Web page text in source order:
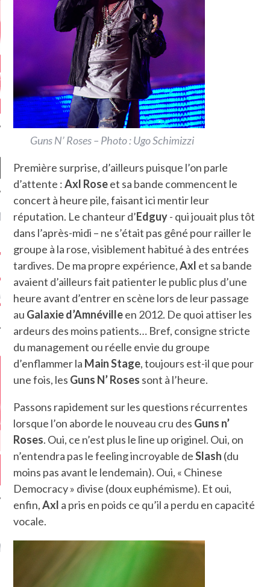
CRITIQUES
7.6
REV...
5.4
CLAN – A BE...
6.8
– HEL...
ANNIVERSAIRE
Guns N’ Roses – Photo : Ugo Schimizzi
Première surprise, d’ailleurs puisque l’on parle
d’attente :Axl Roseet sa bande commencent le
concert à heure pile, faisant ici mentir leur
réputation. Le chanteur d’Edguy- qui jouait plus tôt
dans l’après-midi – ne s’était pas gêné pour railler le
groupe à la rose, visiblement habitué à des entrées
tardives. De ma propre expérience,Axl et sa bande
avaient d’ailleurs fait patienter le public plus d’une
heure avant d’entrer en scène lors de leur passage
au Galaxie d’Amnévilleen 2012. De quoi attiser les
ardeurs des moins patients… Bref, consigne stricte
du management ou réelle envie du groupe
d’enflammer la Main Stage, toujours est-il que pour
une fois, les Guns N’ Roses sont à l’heure.
Passons rapidement sur les questions récurrentes
lorsque l’on aborde le nouveau cru des Guns n’
Roses. Oui, ce n’est plus le line up originel. Oui, on
n’entendra pas le feeling incroyable deSlash (du
moins pas avant le lendemain). Oui, « Chinese
Democracy » divise (doux euphémisme). Et oui,
enfin,Axl a pris en poids ce qu’il a perdu en capacité
vocale.